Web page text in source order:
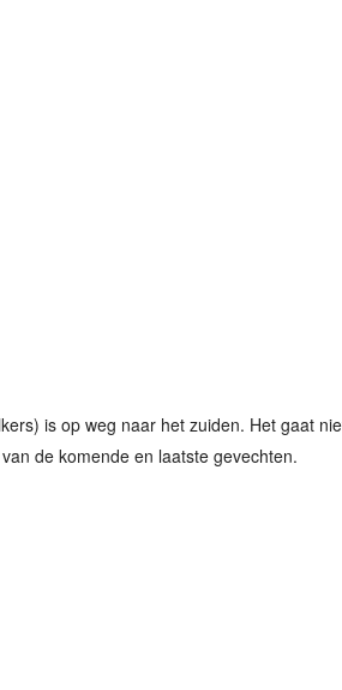
is op weg naar het zuiden. Het gaat
de komende en laatste gevechten.